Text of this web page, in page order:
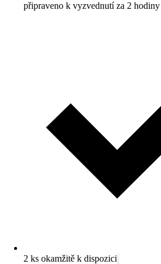
připraveno k vyzvednutí za 2 hodiny
2 ks okamžitě k dispozici